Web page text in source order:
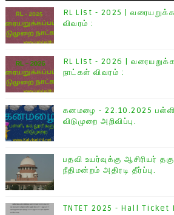
RL List - 2025 |
விவரம் :
RL List - 2026 |
நாட்கள் விவரம் :
கனமழை - 22.10.2025
விடுமுறை அறிவிப்பு.
பதவி உயர்வுக்கு ஆசிரியர்
நீதிமன்றம் அதிரடி தீர்ப்பு.
TNTET 2025 - Hall Ticket